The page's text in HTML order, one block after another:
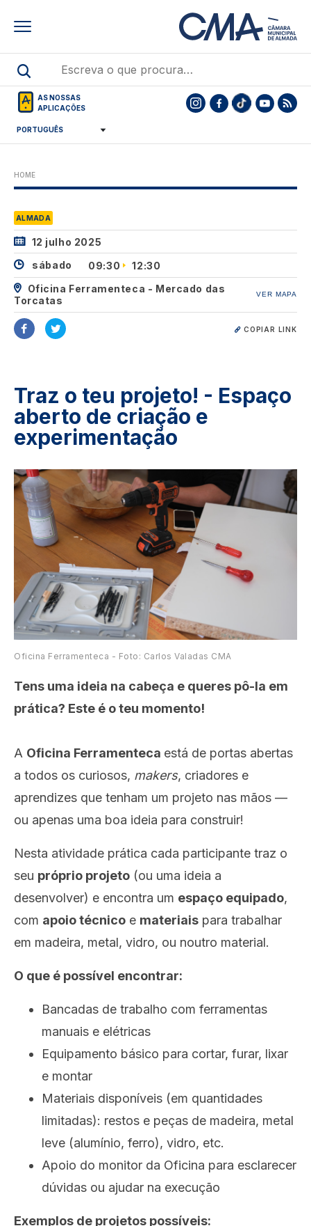
AS NOSSAS
APLICAÇÕES
HOME
ALMADA
12 julho 2025
sábado
09:30
12:30
Oficina Ferramenteca - Mercado das
Torcatas
VER MAPA
COPIAR LINK
Traz o teu projeto! - Espaço
aberto de criação e
experimentação
Image
Oficina Ferramenteca - Foto: Carlos Valadas CMA
Tens uma ideia na cabeça e queres pô-la em
prática? Este é o teu momento!
A Oficina Ferramenteca está de portas abertas
a todos os curiosos, makers, criadores e
aprendizes que tenham um projeto nas mãos —
ou apenas uma boa ideia para construir!
Nesta atividade prática cada participante traz o
seu próprio projeto (ou uma ideia a
desenvolver) e encontra um espaço equipado,
com apoio técnico e materiais para trabalhar
em madeira, metal, vidro, ou noutro material.
O que é possível encontrar:
Bancadas de trabalho com ferramentas
manuais e elétricas
Equipamento básico para cortar, furar, lixar
e montar
Materiais disponíveis (em quantidades
limitadas): restos e peças de madeira, metal
leve (alumínio, ferro), vidro, etc.
Apoio do monitor da Oficina para esclarecer
dúvidas ou ajudar na execução
Exemplos de projetos possíveis: